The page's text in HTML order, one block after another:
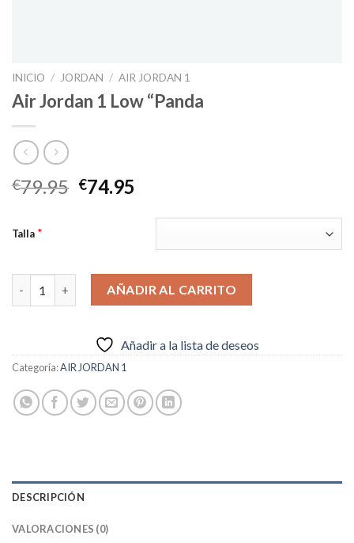
INICIO / JORDAN / AIR JORDAN 1
Air Jordan 1 Low “Panda
€79.95 El
€74.95
actual
Talla *
Air Jordan 1 Low “Panda cantidad
AÑADIR AL CARRITO
Añadir a la lista de deseos
Categoría:AIR JORDAN 1
DESCRIPCIÓN
VALORACIONES (0)